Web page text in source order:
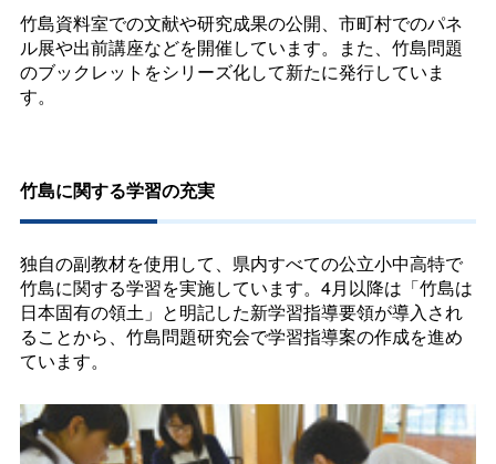
竹島資料室での文献や研究成果の公開、市町村でのパネ
ル展や出前講座などを開催しています。また、竹島問題
のブックレットをシリーズ化して新たに発行していま
す。
竹島に関する学習の充実
独自の副教材を使用して、県内すべての公立小中高特で
竹島に関する学習を実施しています。4月以降は「竹島は
日本固有の領土」と明記した新学習指導要領が導入され
ることから、竹島問題研究会で学習指導案の作成を進め
ています。